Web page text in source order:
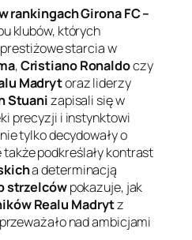
rankingach Girona FC –
klubów, których
starcia w
,Cristiano Ronaldoczy
Madrytoraz liderzy
Stuanizapisali się w
precyzji i instynktowi
nie tylko decydowały o
także podkreślały kontrast
a determinacją
strzelcówpokazuje, jak
Realu Madrytz
przeważało nad ambicjami